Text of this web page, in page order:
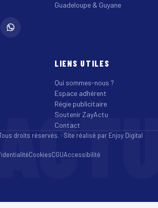
Guadeloupe & Guyane
LIENS UTILES
Qui sommes-nous ?
Espace adhérent
Régie publicitaire
Soutenir ZayActu
Contact
droits réservés. · Site réalisé par Enjoy Digital
CookiesCGUAccessibilité